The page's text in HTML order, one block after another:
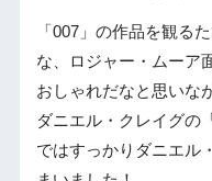
「007」の作品を観る
な、ロジャー・ムーア
おしゃれだなと思いな
ダニエル・クレイグの
ではすっかりダニエル